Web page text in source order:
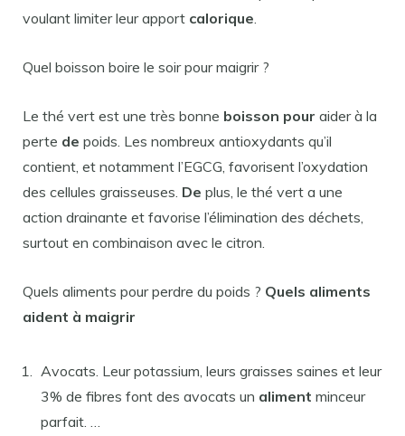
voulant limiter leur apport calorique.
Quel boisson boire le soir pour maigrir ?
Le thé vert est une très bonne boisson pour aider à la
perte de poids. Les nombreux antioxydants qu’il
contient, et notamment l’EGCG, favorisent l’oxydation
des cellules graisseuses. De plus, le thé vert a une
action drainante et favorise l’élimination des déchets,
surtout en combinaison avec le citron.
Quels aliments pour perdre du poids ? Quels aliments
aident à maigrir
Avocats. Leur potassium, leurs graisses saines et leur
3% de fibres font des avocats un aliment minceur
parfait. …